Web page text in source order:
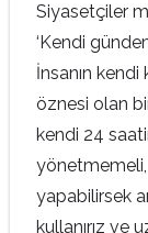
Siyasetçiler
‘Kendi
İnsanın
öznesi olan
kendi 24
yapabilirsek
kullanırız ve